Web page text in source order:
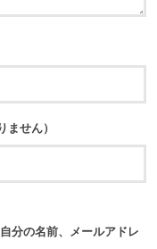
せん）
分の名前、メールアドレ